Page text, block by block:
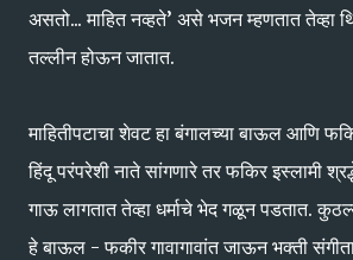
असतो... माहित नव्हते’ असे भजन म्हणतात तेव्हा
तल्लीन होऊन जातात.
माहितीपटाचा शेवट हा बंगालच्या बाऊल आणि
हिंदू परंपरेशी नाते सांगणारे तर फकिर इस्लामी
गाऊ लागतात तेव्हा धर्माचे भेद गळून पडतात.
हे बाऊल - फकीर गावागावांत जाऊन भक्ती